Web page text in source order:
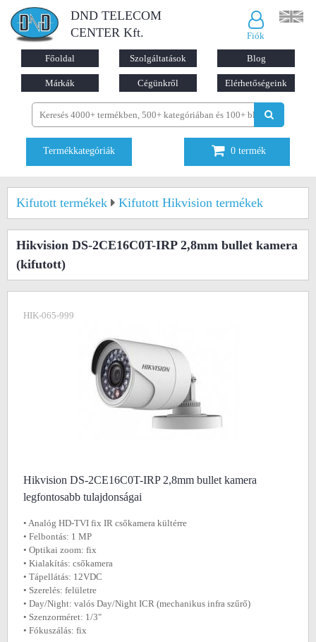
DND TELECOM
CENTER Kft.
Fiók
Főoldal Szolgáltatások Blog
Márkák Cégünkről Elérhetőségeink
Termékkategóriák 0 termék
Kifutott termékek Kifutott Hikvision termékek
Hikvision DS-2CE16C0T-IRP 2,8mm bullet kamera
(kifutott)
HIK-065-999
Hikvision DS-2CE16C0T-IRP 2,8mm bullet kamera
legfontosabb tulajdonságai
• Analóg HD-TVI fix IR csőkamera kültérre
• Felbontás: 1 MP
• Optikai zoom: fix
• Kialakítás: csőkamera
• Tápellátás: 12VDC
• Szerelés: felületre
• Day/Night: valós Day/Night ICR (mechanikus infra szűrő)
• Szenzorméret: 1/3"
• Fókuszálás: fix